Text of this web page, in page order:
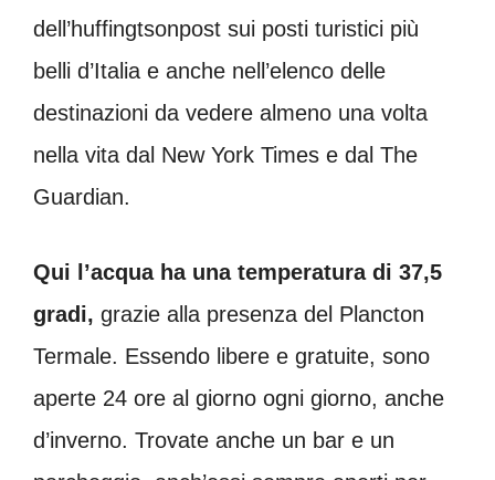
dell’huffingtsonpost sui posti turistici più
belli d’Italia e anche nell’elenco delle
destinazioni da vedere almeno una volta
nella vita dal New York Times e dal The
Guardian.
Qui l’acqua ha una temperatura di 37,5
gradi, grazie alla presenza del Plancton
Termale. Essendo libere e gratuite, sono
aperte 24 ore al giorno ogni giorno, anche
d’inverno. Trovate anche un bar e un